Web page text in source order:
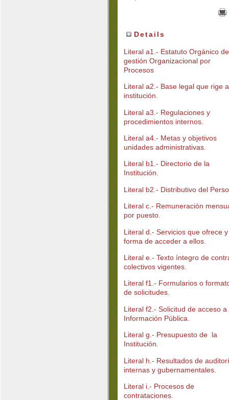
Details
Literal a1.- Estatuto Orgánico de
gestión Organizacional por
Procesos
Literal a2.- Base legal que rige
institución.
Literal a3.- Regulaciones y
procedimientos internos.
Literal a4.- Metas y objetivos
unidades administrativas.
Literal b1.- Directorio de la
Institución.
Literal b2.- Distributivo del
Literal c.- Remuneración
por puesto.
Literal d.- Servicios que ofrece
forma de acceder a ellos.
Literal e.- Texto íntegro de
colectivos vigentes.
Literal f1.- Formularios o
de solicitudes.
Literal f2.- Solicitud de acceso a
Información Pública.
Literal g.- Presupuesto de la
Institución.
Literal h.- Resultados de
internas y gubernamentales.
Literal i.- Procesos de
contrataciones.